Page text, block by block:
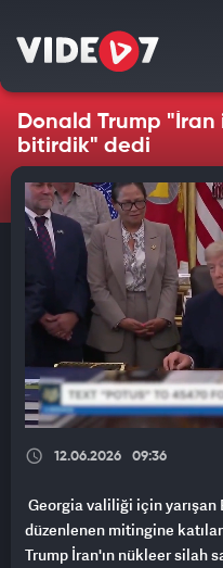
Donald Trump "İran
bitirdik" dedi
12.06.2026 09:36
Georgia valiliği için yarışan
düzenlenen mitingine
Trump İran'ın nükleer silah